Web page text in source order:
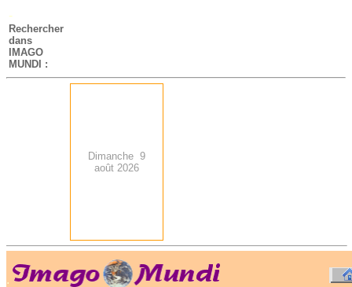
-
Rechercher
dans
IMAGO
MUNDI :
Dimanche 9
août 2026
.